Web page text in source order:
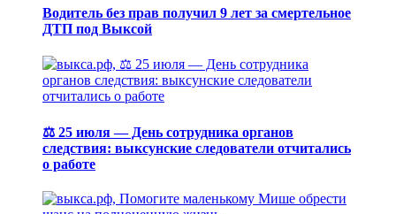
Водитель без прав получил 9 лет за смертельное
ДТП под Выксой
⚖️ 25 июля — День сотрудника органов
следствия: выксунские следователи отчитались
о работе